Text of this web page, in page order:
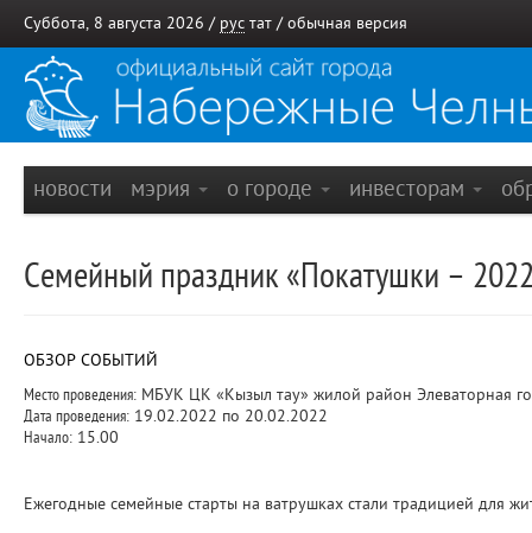
Суббота, 8 августа 2026 / рус тат / обычная версия
новости мэрия о городе инвесторам
Семейный праздник «Покатушки –
ОБЗОР СОБЫТИЙ
Место проведения: МБУК ЦК «Кызыл тау» жилой район Элеваторная
Дата проведения: 19.02.2022 по 20.02.2022
Начало: 15.00
Ежегодные семейные старты на ватрушках стали традицией для